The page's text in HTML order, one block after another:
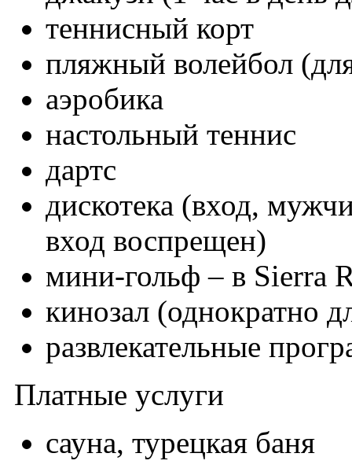
теннисный корт
пляжный волейбол
аэробика
настольный теннис
дартс
дискотека (вход,
вход воспрещен)
мини-гольф – в Sierra
кинозал (однократно
развлекательные
Платные услуги
сауна, турецкая баня